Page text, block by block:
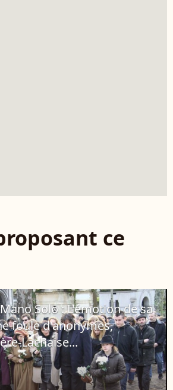
ce
Solo : L'émotion de sa
foule d'anonymes,
Lachaise...